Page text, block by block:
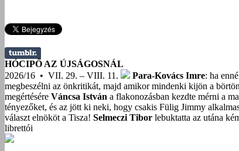
HÓCIPŐ AZ ÚJSÁGOSNÁL
2026/16 • VII. 29. – VIII. 11.
Para-Kovács Imre: ha
megbeszélni az önkritikát, majd amikor mindenki kijön a
megértésére Váncsa István a flakonozásban kezdte mérni a
tényezőket, és az jött ki neki, hogy csakis Fülig Jimmy
választ elnököt a Tisza! Selmeczi Tibor lebuktatta az utána
librettói